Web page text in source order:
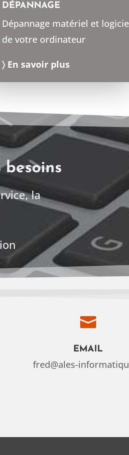
DÉPANNAGE
Dépannage matériel et
de votre ordinateur
〉 En savoir plus
la

EMAIL
fred@ales-